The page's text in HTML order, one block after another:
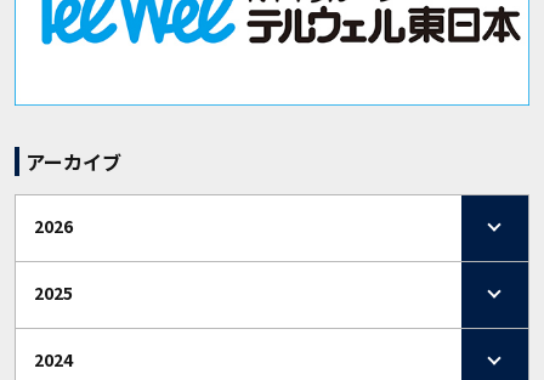
アーカイブ
2026
2025
2024